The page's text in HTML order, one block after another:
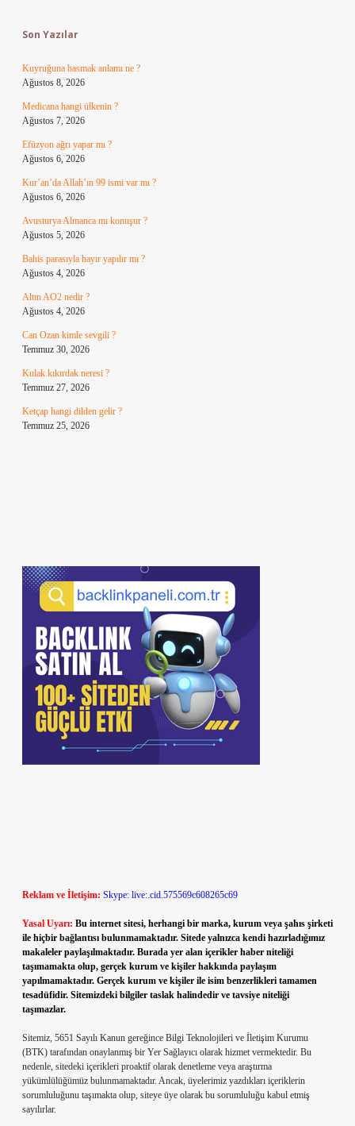
Son Yazılar
Kuyruğuna basmak anlamı ne ?
Ağustos 8, 2026
Medicana hangi ülkenin ?
Ağustos 7, 2026
Efüzyon ağrı yapar mı ?
Ağustos 6, 2026
Kur’an’da Allah’ın 99 ismi var mı ?
Ağustos 6, 2026
Avusturya Almanca mı konuşur ?
Ağustos 5, 2026
Bahis parasıyla hayır yapılır mı ?
Ağustos 4, 2026
Altın AO2 nedir ?
Ağustos 4, 2026
Can Ozan kimle sevgili ?
Temmuz 30, 2026
Kulak kıkırdak neresi ?
Temmuz 27, 2026
Ketçap hangi dilden gelir ?
Temmuz 25, 2026
Reklam ve İletişim: Skype: live:.cid.575569c608265c69
Yasal Uyarı: Bu internet sitesi, herhangi bir marka, kurum veya şahıs şirketi
ile hiçbir bağlantısı bulunmamaktadır. Sitede yalnızca kendi hazırladığımız
makaleler paylaşılmaktadır. Burada yer alan içerikler haber niteliği
taşımamakta olup, gerçek kurum ve kişiler hakkında paylaşım
yapılmamaktadır. Gerçek kurum ve kişiler ile isim benzerlikleri tamamen
tesadüfidir. Sitemizdeki bilgiler taslak halindedir ve tavsiye niteliği
taşımazlar.
Sitemiz, 5651 Sayılı Kanun gereğince Bilgi Teknolojileri ve İletişim Kurumu
(BTK) tarafından onaylanmış bir Yer Sağlayıcı olarak hizmet vermektedir. Bu
nedenle, sitedeki içerikleri proaktif olarak denetleme veya araştırma
yükümlülüğümüz bulunmamaktadır. Ancak, üyelerimiz yazdıkları içeriklerin
sorumluluğunu taşımakta olup, siteye üye olarak bu sorumluluğu kabul etmiş
sayılırlar.